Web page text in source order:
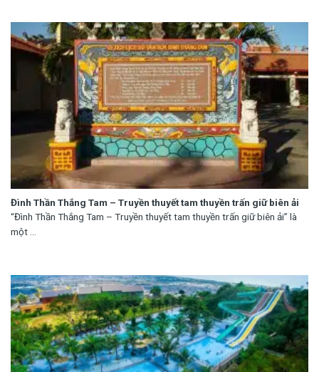
Đình Thần Thắng Tam – Truyền thuyết tam thuyền trấn giữ biên ải
“Đình Thần Thắng Tam – Truyền thuyết tam thuyền trấn giữ biên ải” là
một ...